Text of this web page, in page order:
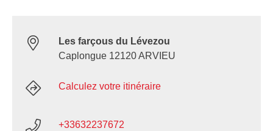
Les farçous du Lévezou
Caplongue 12120 ARVIEU
Calculez votre itinéraire
+33632237672